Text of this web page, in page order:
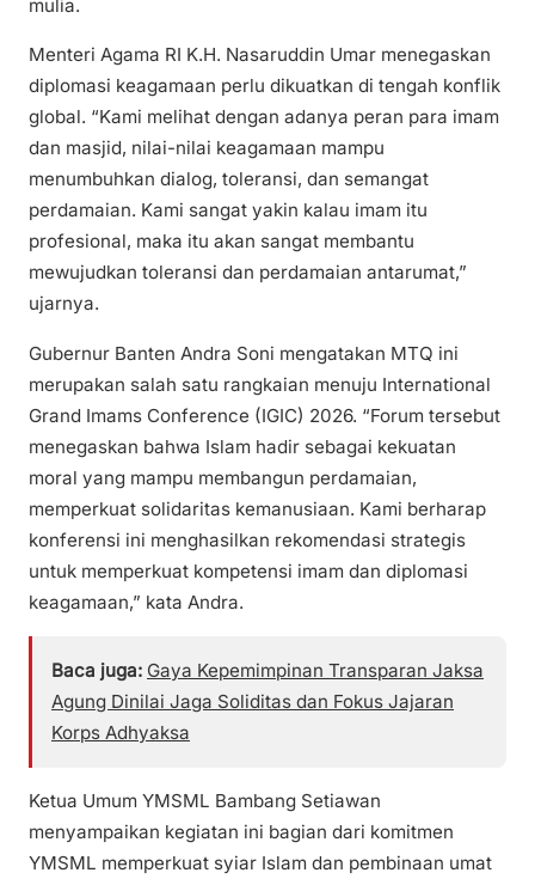
mulia.
Menteri Agama RI K.H. Nasaruddin Umar menegaskan
diplomasi keagamaan perlu dikuatkan di tengah konflik
global. “Kami melihat dengan adanya peran para imam
dan masjid, nilai-nilai keagamaan mampu
menumbuhkan dialog, toleransi, dan semangat
perdamaian. Kami sangat yakin kalau imam itu
profesional, maka itu akan sangat membantu
mewujudkan toleransi dan perdamaian antarumat,”
ujarnya.
Gubernur Banten Andra Soni mengatakan MTQ ini
merupakan salah satu rangkaian menuju International
Grand Imams Conference (IGIC) 2026. “Forum tersebut
menegaskan bahwa Islam hadir sebagai kekuatan
moral yang mampu membangun perdamaian,
memperkuat solidaritas kemanusiaan. Kami berharap
konferensi ini menghasilkan rekomendasi strategis
untuk memperkuat kompetensi imam dan diplomasi
keagamaan,” kata Andra.
Baca juga: Gaya Kepemimpinan Transparan Jaksa
Agung Dinilai Jaga Soliditas dan Fokus Jajaran
Korps Adhyaksa
Ketua Umum YMSML Bambang Setiawan
menyampaikan kegiatan ini bagian dari komitmen
YMSML memperkuat syiar Islam dan pembinaan umat